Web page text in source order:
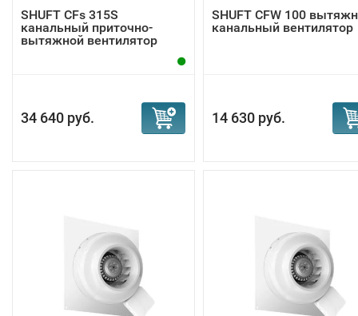
SHUFT CFs 315S
канальный приточно-
вытяжной вентилятор
34 640 руб.
SHUFT CFW 100
канальный вентилятор
14 630 руб.